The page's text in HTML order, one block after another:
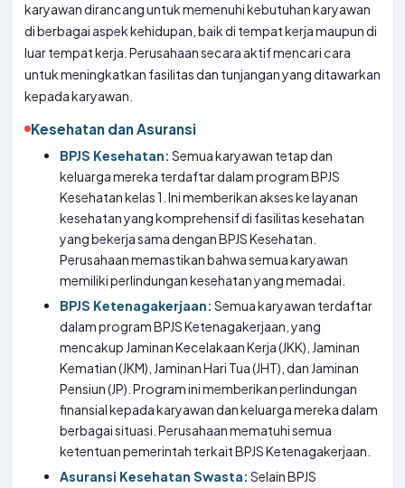
karyawan dirancang untuk memenuhi kebutuhan karyawan
di berbagai aspek kehidupan, baik di tempat kerja maupun di
luar tempat kerja. Perusahaan secara aktif mencari cara
untuk meningkatkan fasilitas dan tunjangan yang ditawarkan
kepada karyawan.
Kesehatan dan Asuransi
BPJS Kesehatan: Semua karyawan tetap dan
keluarga mereka terdaftar dalam program BPJS
Kesehatan kelas 1. Ini memberikan akses ke layanan
kesehatan yang komprehensif di fasilitas kesehatan
yang bekerja sama dengan BPJS Kesehatan.
Perusahaan memastikan bahwa semua karyawan
memiliki perlindungan kesehatan yang memadai.
BPJS Ketenagakerjaan: Semua karyawan terdaftar
dalam program BPJS Ketenagakerjaan, yang
mencakup Jaminan Kecelakaan Kerja (JKK), Jaminan
Kematian (JKM), Jaminan Hari Tua (JHT), dan Jaminan
Pensiun (JP). Program ini memberikan perlindungan
finansial kepada karyawan dan keluarga mereka dalam
berbagai situasi. Perusahaan mematuhi semua
ketentuan pemerintah terkait BPJS Ketenagakerjaan.
Asuransi Kesehatan Swasta: Selain BPJS